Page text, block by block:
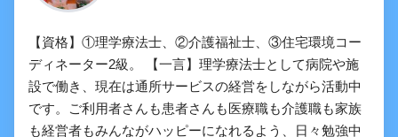
【資格】①理学療法士、②介護福祉士、③住宅環境コー
ディネーター2級。 【一言】理学療法士として病院や施
設で働き、現在は通所サービスの経営をしながら活動中
です。ご利用者さんも患者さんも医療職も介護職も家族
も経営者もみんながハッピーになれるよう、日々勉強中